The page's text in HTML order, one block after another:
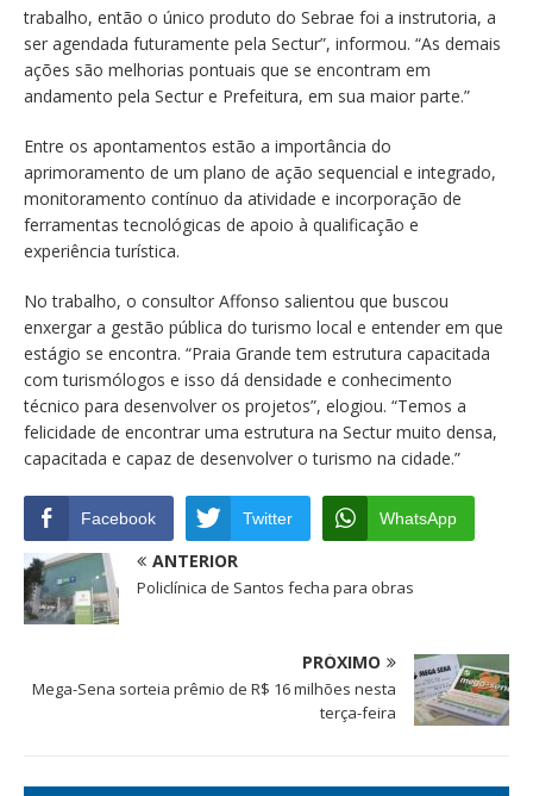
trabalho, então o único produto do Sebrae foi a instrutoria, a
ser agendada futuramente pela Sectur”, informou. “As demais
ações são melhorias pontuais que se encontram em
andamento pela Sectur e Prefeitura, em sua maior parte.”
Entre os apontamentos estão a importância do
aprimoramento de um plano de ação sequencial e integrado,
monitoramento contínuo da atividade e incorporação de
ferramentas tecnológicas de apoio à qualificação e
experiência turística.
No trabalho, o consultor Affonso salientou que buscou
enxergar a gestão pública do turismo local e entender em que
estágio se encontra. “Praia Grande tem estrutura capacitada
com turismólogos e isso dá densidade e conhecimento
técnico para desenvolver os projetos”, elogiou. “Temos a
felicidade de encontrar uma estrutura na Sectur muito densa,
capacitada e capaz de desenvolver o turismo na cidade.”
Facebook Twitter WhatsApp
ANTERIOR
Policlínica de Santos fecha para obras
PRÓXIMO
Mega-Sena sorteia prêmio de R$ 16 milhões nesta
terça-feira